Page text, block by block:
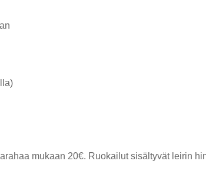
mukaan 20€. Ruokailut sisältyvät leirin